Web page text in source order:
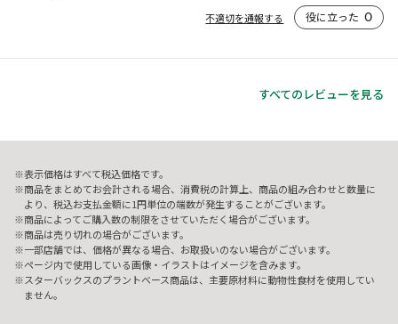
不適切を通報する 役に立った 0
すべてのレビューを見る
表示価格はすべて税込価格です。
商品をまとめてお会計される場合、消費税の計算上、商品の組み合わせと数量に
より、税込お支払金額に1円単位の端数が発生することがございます。
商品によってご購入数の制限をさせていただく場合がございます。
商品は売り切れの場合がございます。
一部店舗では、価格が異なる場合、お取扱いのない場合がございます。
ページ内で使用している画像・イラストはイメージを含みます。
スターバックスのプラントベース商品は、主要原材料に動物性食材を使用してい
ません。